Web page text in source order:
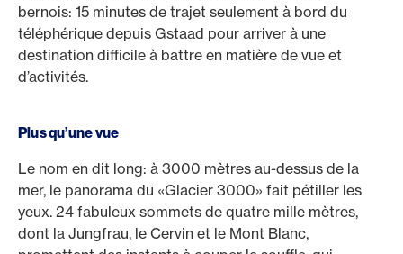
bernois: 15 minutes de trajet seulement à bord du
téléphérique depuis Gstaad pour arriver à une
destination difficile à battre en matière de vue et
d’activités.
Plus qu’une vue
Le nom en dit long: à 3000 mètres au-dessus de la
mer, le panorama du «Glacier 3000» fait pétiller les
yeux. 24 fabuleux sommets de quatre mille mètres,
dont la Jungfrau, le Cervin et le Mont Blanc,